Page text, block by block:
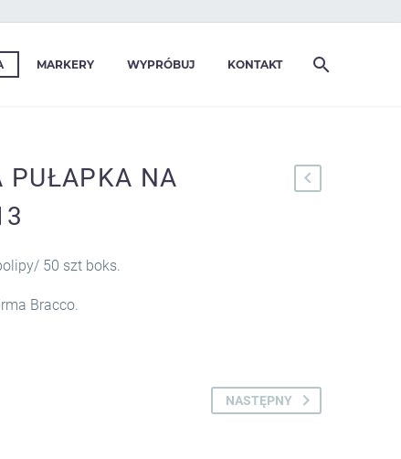
MARKERY WYPRÓBUJ KONTAKT
PUŁAPKA NA
50 szt boks.
Bracco.
NASTĘPNY